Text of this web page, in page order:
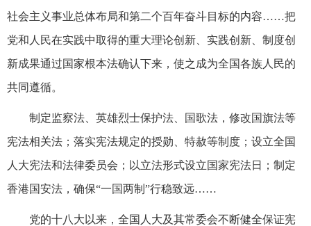
社会主义事业总体布局和第二个百年奋斗目标的内容……把
党和人民在实践中取得的重大理论创新、实践创新、制度创
新成果通过国家根本法确认下来，使之成为全国各族人民的
共同遵循。
制定监察法、英雄烈士保护法、国歌法，修改国旗法等
宪法相关法；落实宪法规定的授勋、特赦等制度；设立全国
人大宪法和法律委员会；以立法形式设立国家宪法日；制定
香港国安法，确保“一国两制”行稳致远……
党的十八大以来，全国人大及其常委会不断健全保证宪